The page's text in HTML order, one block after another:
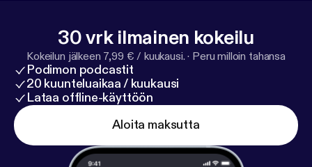
30 vrk ilmainen kokeilu
Kokeilun jälkeen 7,99 € / kuukausi. · Peru milloin tahansa
Podimon podcastit
20 kuunteluaikaa / kuukausi
Lataa offline-käyttöön
Aloita maksutta